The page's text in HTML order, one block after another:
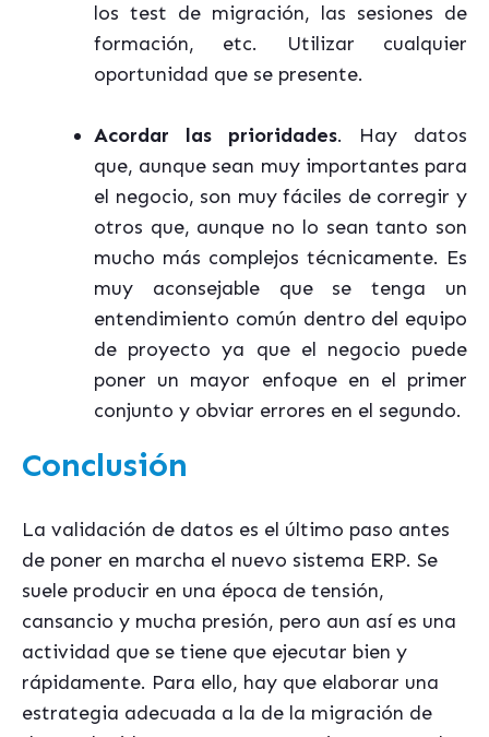
los test de migración, las sesiones de
formación, etc. Utilizar cualquier
oportunidad que se presente.
Acordar las prioridades. Hay datos
que, aunque sean muy importantes para
el negocio, son muy fáciles de corregir y
otros que, aunque no lo sean tanto son
mucho más complejos técnicamente. Es
muy aconsejable que se tenga un
entendimiento común dentro del equipo
de proyecto ya que el negocio puede
poner un mayor enfoque en el primer
conjunto y obviar errores en el segundo.
Conclusión
La validación de datos es el último paso antes
de poner en marcha el nuevo sistema ERP. Se
suele producir en una época de tensión,
cansancio y mucha presión, pero aun así es una
actividad que se tiene que ejecutar bien y
rápidamente. Para ello, hay que elaborar una
estrategia adecuada a la de la migración de